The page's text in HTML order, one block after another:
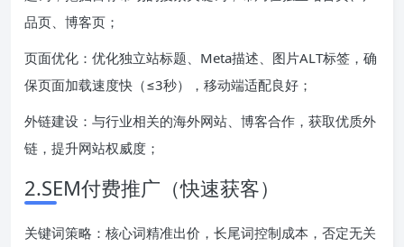
品页、博客页；
页面优化：优化独立站标题、Meta描述、图片ALT标签，确
保页面加载速度快（≤3秒），移动端适配良好；
外链建设：与行业相关的海外网站、博客合作，获取优质外
链，提升网站权威度；
2.SEM付费推广（快速获客）
关键词策略：核心词精准出价，长尾词控制成本，否定无关